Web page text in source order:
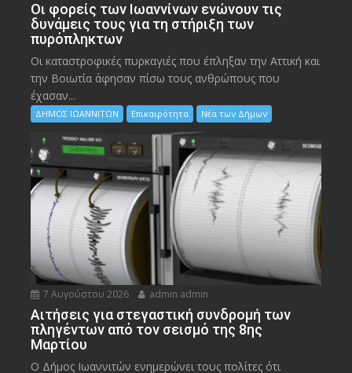
Οι φορείς των Ιωαννίνων ενώνουν τις
δυνάμεις τους για τη στήριξη των
πυρόπληκτων
Οι καταστροφικές πυρκαγιές που έπληξαν την Αττική και
την Bοιωτία άφησαν πίσω τους ανθρώπους που
έχασαν...
ΔΗΜΟΣ ΙΩΑΝΝΙΤΩΝ Επικαιρότητα Νέα των Δήμων
7 Αυγούστου 2026 admin admin
Αιτήσεις για στεγαστική συνδρομή των
πληγέντων από τον σεισμό της 8ης
Μαρτίου
Ο Δήμος Ιωαννιτών ενημερώνει τους πολίτες ότι